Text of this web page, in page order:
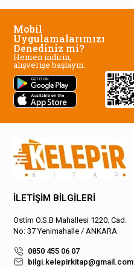
Mobil
Uygulamalarımızı
Denediniz mi?
Hemen indirin,
alışverişe başlayın.
İLETİŞİM BİLGİLERİ
Ostim O.S.B Mahallesi 1220. Cad.
No: 37 Yenimahalle / ANKARA
0850 455 06 07
bilgi.kelepirkitap@gmail.com